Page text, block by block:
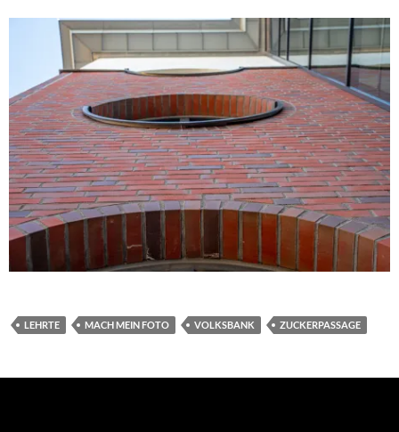
LEHRTE MACH MEIN FOTO VOLKSBANK ZUCKERPASSAGE